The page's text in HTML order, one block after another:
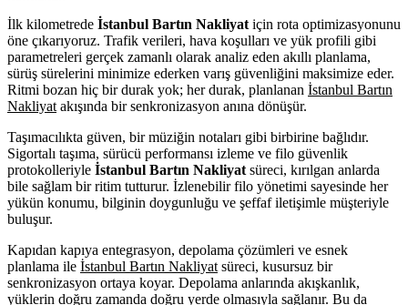
İlk kilometrede İstanbul Bartın Nakliyat için rota optimizasyonunu
öne çıkarıyoruz. Trafik verileri, hava koşulları ve yük profili gibi
parametreleri gerçek zamanlı olarak analiz eden akıllı planlama,
sürüş sürelerini minimize ederken varış güvenliğini maksimize eder.
Ritmi bozan hiç bir durak yok; her durak, planlanan İstanbul Bartın
Nakliyat akışında bir senkronizasyon anına dönüşür.
Taşımacılıkta güven, bir müziğin notaları gibi birbirine bağlıdır.
Sigortalı taşıma, sürücü performansı izleme ve filo güvenlik
protokolleriyle İstanbul Bartın Nakliyat süreci, kırılgan anlarda
bile sağlam bir ritim tutturur. İzlenebilir filo yönetimi sayesinde her
yükün konumu, bilginin doygunluğu ve şeffaf iletişimle müşteriyle
buluşur.
Kapıdan kapıya entegrasyon, depolama çözümleri ve esnek
planlama ile İstanbul Bartın Nakliyat süreci, kusursuz bir
senkronizasyon ortaya koyar. Depolama anlarında akışkanlık,
yüklerin doğru zamanda doğru yerde olmasıyla sağlanır. Bu da